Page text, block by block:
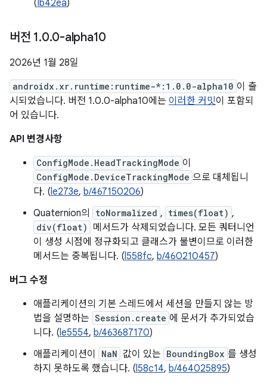
(Ib42ea)
버전 1.0.0-alpha10
2026년 1월 28일
androidx.xr.runtime:runtime-*:1.0.0-alpha10 이 출
시되었습니다. 버전 1.0.0-alpha10에는 이러한 커밋이 포함되
어 있습니다.
API 변경사항
ConfigMode.HeadTrackingMode 이
ConfigMode.DeviceTrackingMode 으로 대체됩니
다. (le273e, b/467150206)
Quaternion의
toNormalized , times(float) ,
div(float)
메서드가 삭제되었습니다. 모든 쿼터니언
이 생성 시점에 정규화되고 클래스가 불변이므로 이러한
메서드는 중복됩니다. (l558fc, b/460210457)
버그 수정
애플리케이션의 기본 스레드에서 세션을 만들지 않는 방
법을 설명하는 Session.create 에 문서가 추가되었습
니다. (le5554, b/463687170)
애플리케이션이
NaN 값이 있는 BoundingBox 를 생성
하지 못하도록 했습니다. (l58c14, b/464025895)